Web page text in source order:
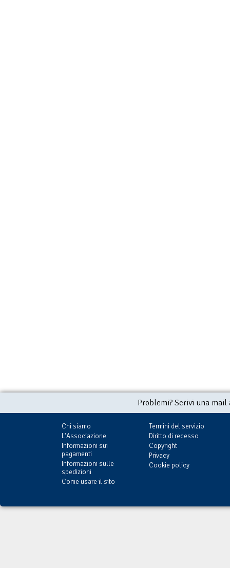
Problemi? Scrivi una
Chi siamo
L'Associazione
Informazioni sui
pagamenti
Informazioni sulle
spedizioni
Come usare il sito
Termini del servizio
Diritto di recesso
Copyright
Privacy
Cookie policy